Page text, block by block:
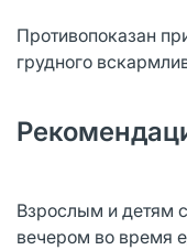
Противопоказан
грудного
Взрослым и детям
вечером во время